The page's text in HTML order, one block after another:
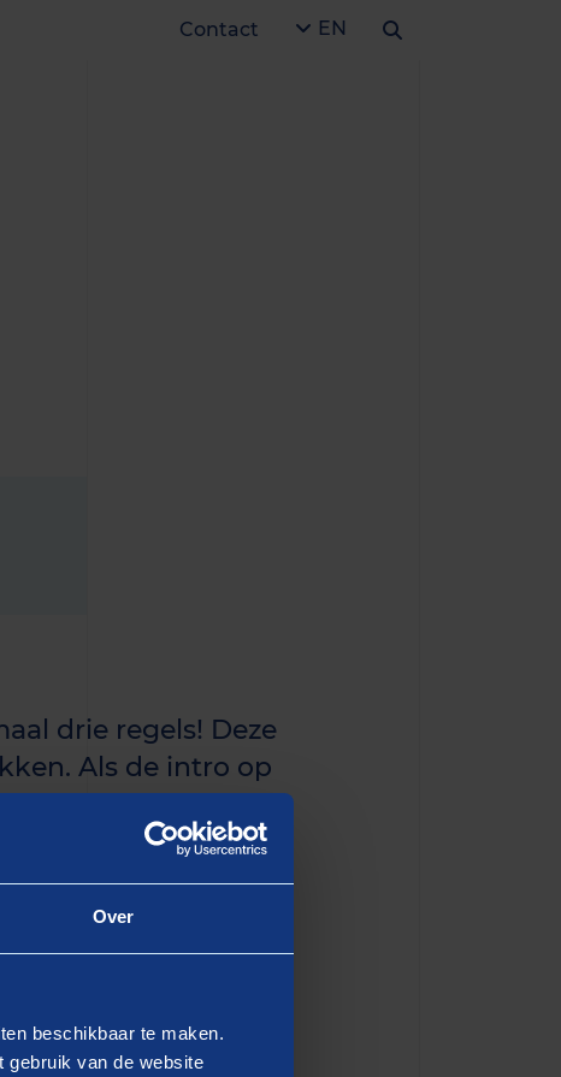
Over
beschikbaar te maken.
gebruik van de website
Contact EN
drie regels! Deze
Als de intro op
eerste paragraaf
enim ad minim veniam,